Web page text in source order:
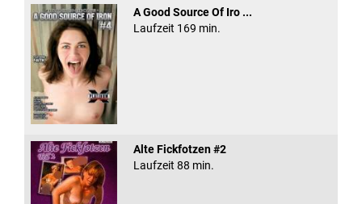
A Good Source Of Iro ...
Laufzeit 169 min.
Alte Fickfotzen #2
Laufzeit 88 min.